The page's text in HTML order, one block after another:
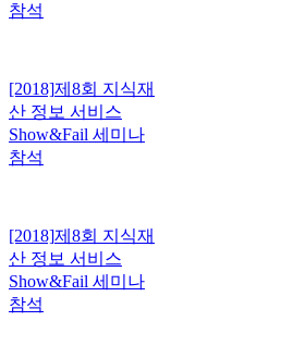
참석
[2018]제8회 지식재
산 정보 서비스
Show&Fail 세미나
참석
[2018]제8회 지식재
산 정보 서비스
Show&Fail 세미나
참석